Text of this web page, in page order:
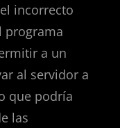
incorrecto
programa
a un
al servidor a
que podría
las